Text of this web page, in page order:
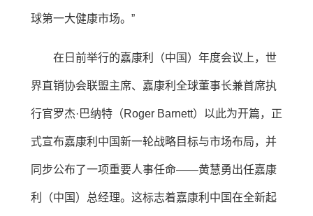
球第一大健康市场。”
在日前举行的嘉康利（中国）年度会议上，世
界直销协会联盟主席、嘉康利全球董事长兼首席执
行官罗杰·巴纳特（Roger Barnett）以此为开篇，正
式宣布嘉康利中国新一轮战略目标与市场布局，并
同步公布了一项重要人事任命——黄慧勇出任嘉康
利（中国）总经理。这标志着嘉康利中国在全新起